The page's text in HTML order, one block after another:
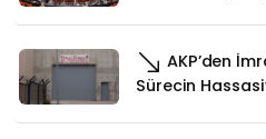
AKP’den
Sürecin